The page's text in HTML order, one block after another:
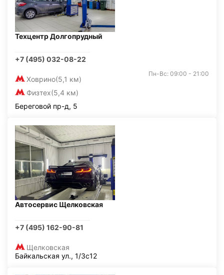
Техцентр Долгопрудный
+7 (495) 032-08-22
Ховрино(5,1 км)
Физтех(5,4 км)
Пн-Вс: 09:00 - 21:00
Береговой пр-д, 5
Автосервис Щелковская
+7 (495) 162-90-81
Щелковская
Байкальская ул., 1/3с12